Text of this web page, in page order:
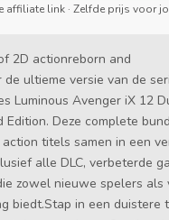
affiliate link · Zelfde prijs voor
2D actionreborn and
de ultieme versie van de
Luminous Avenger iX 12
Edition. Deze complete
titels samen in een
alle DLC, verbeterde
zowel nieuwe spelers als
biedt.Stap in een duistere